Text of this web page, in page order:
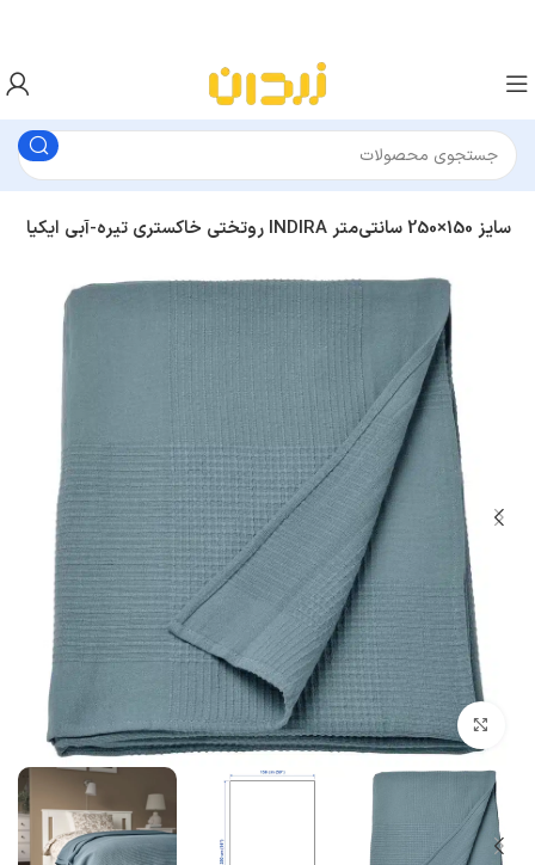
روتختی خاکستری تیره-آبی ایکیا INDIRA سایز 150×250 سانتی‌متر
بزرگنمایی تصویر